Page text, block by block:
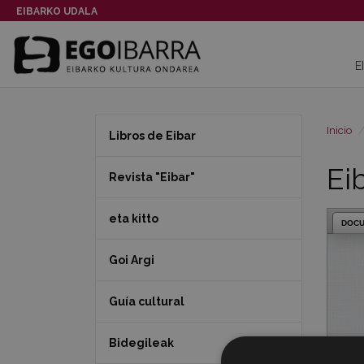
EIBARKO UDALA
Inicio
Libros de Eibar
Revista "Eibar"
eta kitto
Goi Argi
Guía cultural
Bidegileak